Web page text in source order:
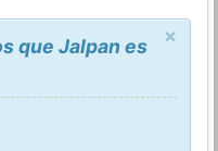
×
que Jalpan es